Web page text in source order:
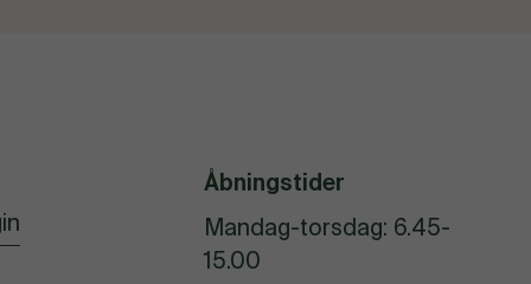
Åbningstider
Mandag-torsdag: 6.45-
15.00